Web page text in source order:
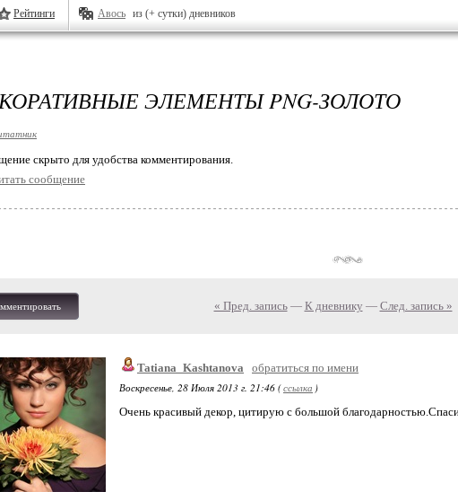
Рейтинги Авось из (+ сутки) дневников
ЭЛЕМЕНТЫ PNG-ЗОЛОТО
скрыто для удобства комментирования.
сообщение
« Пред. запись— К дневнику — След. запись »
Tatiana_Kashtanova
обратиться по имени
Воскресенье, 28 Июля 2013 г. 21:46 (ссылка )
Очень красивый декор, цитирую с большой